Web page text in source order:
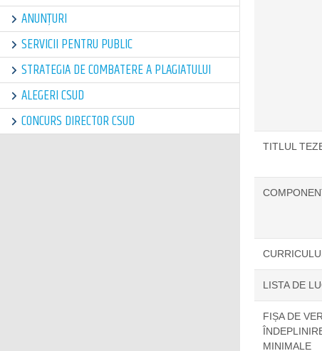
ANUNȚURI
SERVICII PENTRU PUBLIC
STRATEGIA DE COMBATERE A PLAGIATULUI
ALEGERI CSUD
CONCURS DIRECTOR CSUD
TITLUL
LISTA DE
FIȘA DE
MINIMALE